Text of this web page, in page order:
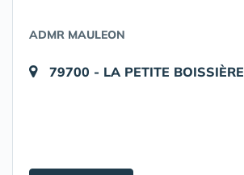
ADMR MAULEON
79700 - LA PETITE BOISSIÈRE